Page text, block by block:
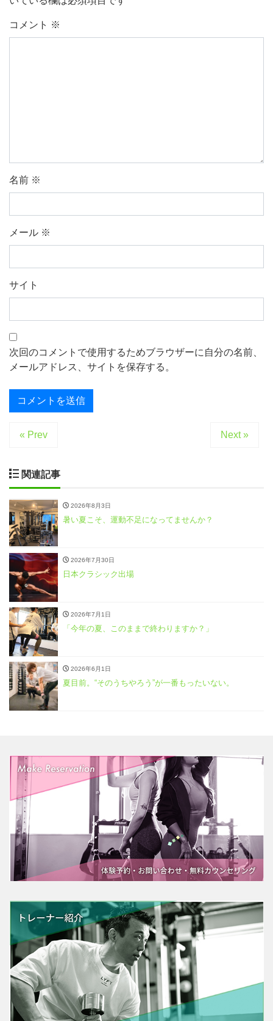
コメント ※
名前 ※
メール ※
サイト
次回のコメントで使用するためブラウザーに自分の名前、
メールアドレス、サイトを保存する。
« Prev Next »
関連記事
2026年8月3日
暑い夏こそ、運動不足になってませんか？
2026年7月30日
日本クラシック出場
2026年7月1日
「今年の夏、このままで終わりますか？」
2026年6月1日
夏目前。“そのうちやろう”が一番もったいない。